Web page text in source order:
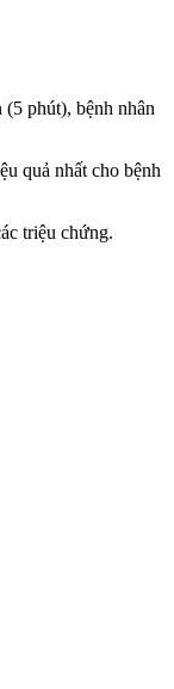
phút), bệnh nhân
quả nhất cho bệnh
triệu chứng.